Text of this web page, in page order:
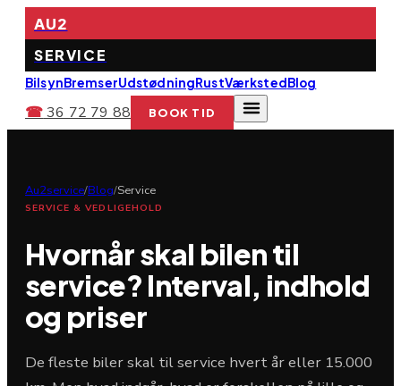
AU2
SERVICE
BilsynBremserUdstødningRustVærkstedBlog
☎36 72 79 88 BOOK TID
Au2service/Blog/Service
SERVICE & VEDLIGEHOLD
Hvornår skal bilen til
service? Interval, indhold
og priser
De fleste biler skal til service hvert år eller 15.000